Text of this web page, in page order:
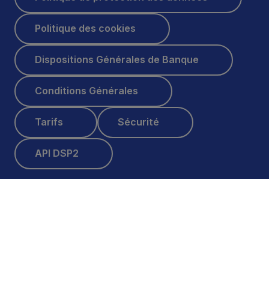
Politique des cookies
Politique des cookies
Dispositions Générales de Banque
Dispositions Générales de Banque
Conditions Générales
Conditions Générales
Tarifs
Tarifs
Sécurité
Sécurité
API DSP2
API DSP2